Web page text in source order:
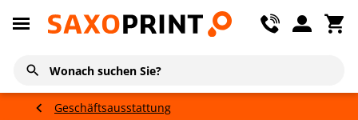
Geschäftsausstattung